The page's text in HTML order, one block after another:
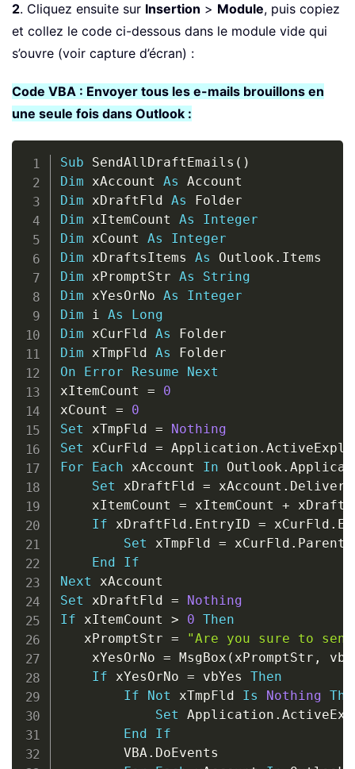
2. Cliquez ensuite sur Insertion > Module, puis copiez
et collez le code ci-dessous dans le module vide qui
s’ouvre (voir capture d’écran) :
Code VBA : Envoyer tous les e-mails brouillons en
une seule fois dans Outlook :
Sub SendAllDraftEmails ( )
Dim xAccount As
Dim xDraftFld As
Dim xItemCount As
Integer
Dim xCount As
Integer
Dim xDraftsItems As Outlook .
Dim xPromptStr As
String
Dim xYesOrNo As
Integer
Dim i As
Long
Dim xCurFld As
Dim xTmpFld As
On
Error Resume
Next
xItemCount =
0
xCount =
0
Set xTmpFld =
Nothing
Set xCurFld = Application .
For
Each xAccount In Outlook .
Set xDraftFld = xAccount .
    xItemCount
= xItemCount +
If xDraftFld . EntryID = xCurFld .
Set xTmpFld = xCurFld . Parent
End
If
Next
Set xDraftFld =
Nothing
If xItemCount > 0 Then
   xPromptStr
=
"Are you sure to
    xYesOrNo
= MsgBox ( xPromptStr ,
If xYesOrNo = vbYes Then
If
Not xTmpFld Is Nothing
Set Application .
End
If
        VBA
. DoEvents